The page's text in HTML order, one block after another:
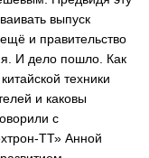
выпуск
и правительство
И дело пошло. Как
техники
и каковы
с
ТТ» Анной